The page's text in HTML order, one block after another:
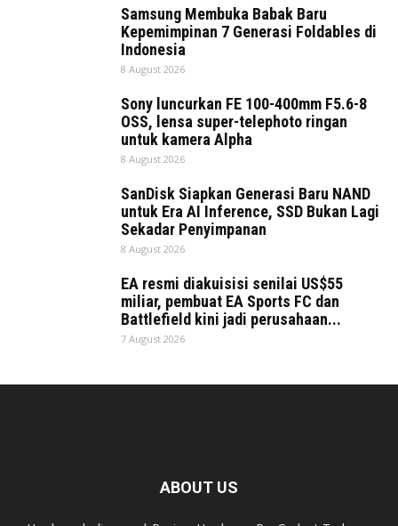
Samsung Membuka Babak Baru
Kepemimpinan 7 Generasi Foldables di
Indonesia
8 August 2026
Sony luncurkan FE 100-400mm F5.6-8
OSS, lensa super-telephoto ringan
untuk kamera Alpha
8 August 2026
SanDisk Siapkan Generasi Baru NAND
untuk Era AI Inference, SSD Bukan Lagi
Sekadar Penyimpanan
8 August 2026
EA resmi diakuisisi senilai US$55
miliar, pembuat EA Sports FC dan
Battlefield kini jadi perusahaan...
7 August 2026
ABOUT US